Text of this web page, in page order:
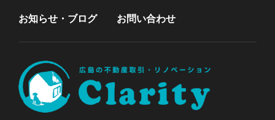
お知らせ・ブログ お問い合わせ